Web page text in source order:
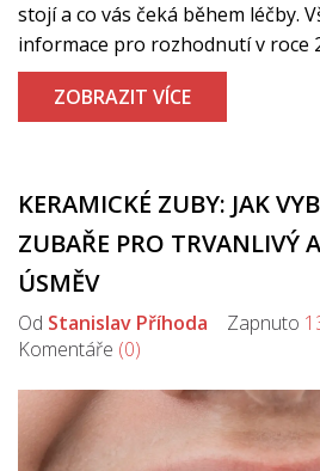
stojí a co vás čeká během léčby.
informace pro rozhodnutí v roce
ZOBRAZIT VÍCE
KERAMICKÉ ZUBY: JAK
ZUBAŘE PRO TRVANLIVÝ
ÚSMĚV
Od Stanislav Příhoda Zapnuto
Komentáře (0)